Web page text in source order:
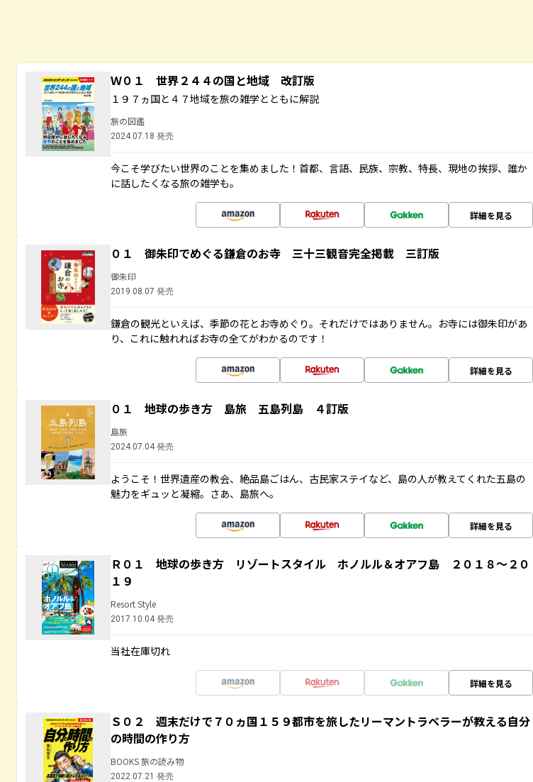
Ｗ０１ 世界２４４の国と地域 改訂版
１９７ヵ国と４７地域を旅の雑学とともに解説
旅の図鑑
2024.07.18 発売
今こそ学びたい世界のことを集めました！首都、言語、民族、宗教、特長、現地の挨拶、誰か
に話したくなる旅の雑学も。
詳細を見る
０１ 御朱印でめぐる鎌倉のお寺 三十三観音完全掲載 三訂版
御朱印
2019.08.07 発売
鎌倉の観光といえば、季節の花とお寺めぐり。それだけではありません。お寺には御朱印があ
り、これに触れればお寺の全てがわかるのです！
詳細を見る
０１ 地球の歩き方 島旅 五島列島 ４訂版
島旅
2024.07.04 発売
ようこそ！世界遺産の教会、絶品島ごはん、古民家ステイなど、島の人が教えてくれた五島の
魅力をギュッと凝縮。さあ、島旅へ。
詳細を見る
Ｒ０１ 地球の歩き方 リゾートスタイル ホノルル＆オアフ島 ２０１８～２０
１９
Resort Style
2017.10.04 発売
当社在庫切れ
詳細を見る
Ｓ０２ 週末だけで７０ヵ国１５９都市を旅したリーマントラベラーが教える自分
の時間の作り方
BOOKS 旅の読み物
2022.07.21 発売